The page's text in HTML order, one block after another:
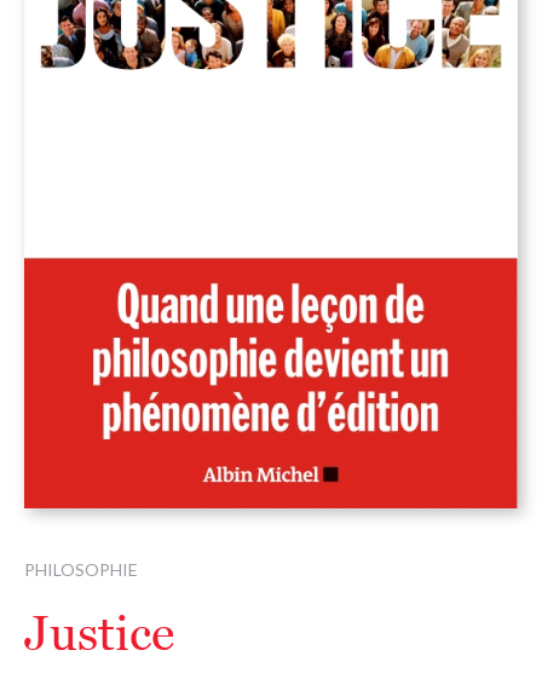
PHILOSOPHIE
Justice